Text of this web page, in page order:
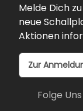
Melde Dich
neue
Aktionen
Zur
Folge Uns